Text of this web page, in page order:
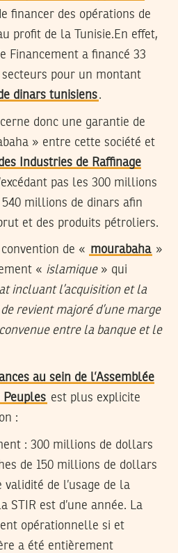
financer des opérations de
profit de la Tunisie.En effet,
Financement a financé 33
pour un montant
dinars tunisiens.
donc une garantie de
» entre cette société et
Industries de Raffinage
pas les 300 millions
millions de dinars afin
et des produits pétroliers.
de « mourabaha »
« islamique» qui
incluant l’acquisition et la
revient majoré d’une marge
entre la banque et le
au sein de l’Assemblée
Peuples est plus explicite
:
: 300 millions de dollars
de 150 millions de dollars
validité de l’usage de la
STIR est d’une année. La
opérationnelle si et
a été entièrement